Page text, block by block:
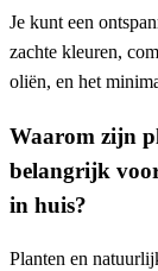
Je kunt een
zachte kleuren,
oliën, en het
Waarom zijn
belangrijk
in huis?
Planten en